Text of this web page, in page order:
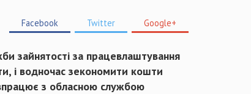
Facebook Twitter Google+
зайнятості за працевлаштування
і водночас зекономити кошти
з обласною службою